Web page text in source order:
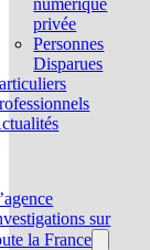
numérique
privée
Personnes
Disparues
sur
la France